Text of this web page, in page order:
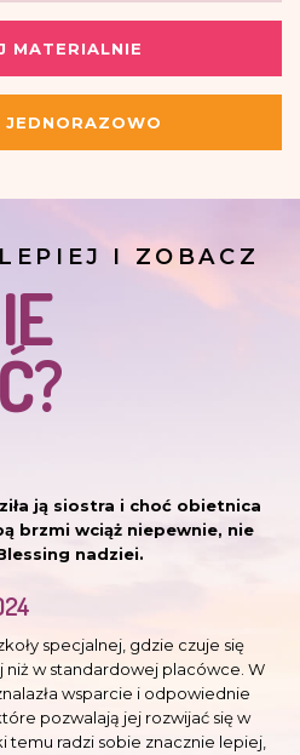
MATERIALNIE
JEDNORAZOWO
I ZOBACZ
ją siostra i choć obietnica
brzmi wciąż niepewnie, nie
nadziei.
specjalnej, gdzie czuje się
w standardowej placówce. W
wsparcie i odpowiednie
pozwalają jej rozwijać się w
temu radzi sobie znacznie lepiej,